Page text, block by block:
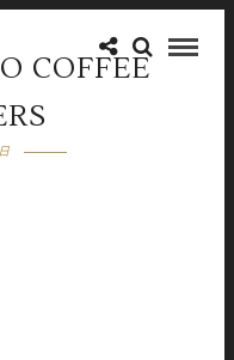
COFFEE